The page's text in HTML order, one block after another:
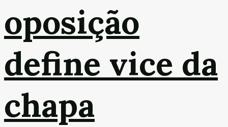
oposição
define vice da
chapa